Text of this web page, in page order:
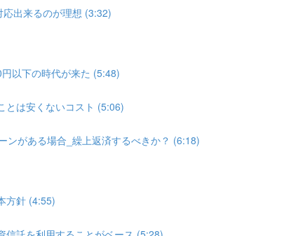
出来るのが理想 (3:32)
以下の時代が来た (5:48)
とは安くないコスト (5:06)
ンがある場合_繰上返済するべきか？ (6:18)
方針 (4:55)